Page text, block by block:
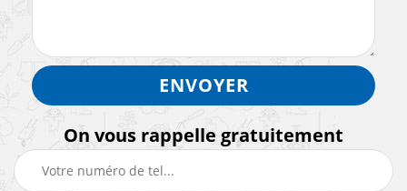
On vous rappelle gratuitement